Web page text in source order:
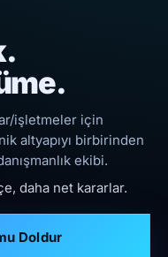
işletmeler için
altyapıyı birbirinden
ekibi.
daha net kararlar.
Doldur